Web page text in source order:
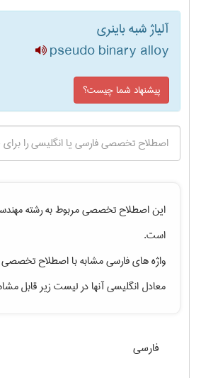
آلیاژ شبه باینری
pseudo binary alloy
پیشنهاد شما چیست؟
این اصطلاح تخصصی مربوط به رشته
است.
واژه های فارسی مشابه با اصطلاح تخصصی
معادل انگلیسی آنها در لیست زیر قابل
فارسی